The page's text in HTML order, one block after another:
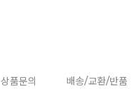
상품문의 배송/교환/반품